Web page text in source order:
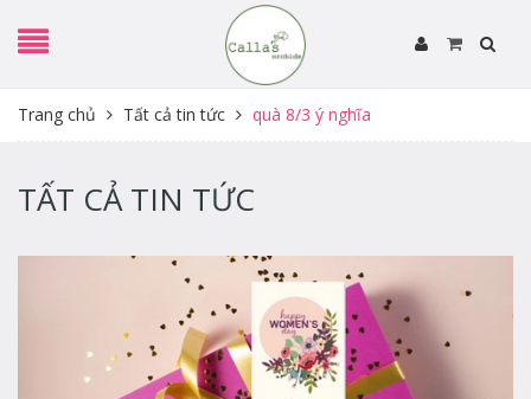
Trang chủ Tất cả tin tức quà 8/3 ý nghĩa
TẤT CẢ TIN TỨC